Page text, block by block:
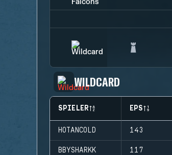
WILDCARD
SPIELER EPS
HOTANCOLD 143
BBYSHARKK 117